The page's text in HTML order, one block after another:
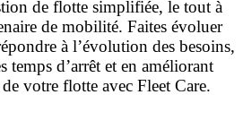
de flotte simplifiée, le tout à
de mobilité. Faites évoluer
à l’évolution des besoins,
temps d’arrêt et en améliorant
votre flotte avec Fleet Care.